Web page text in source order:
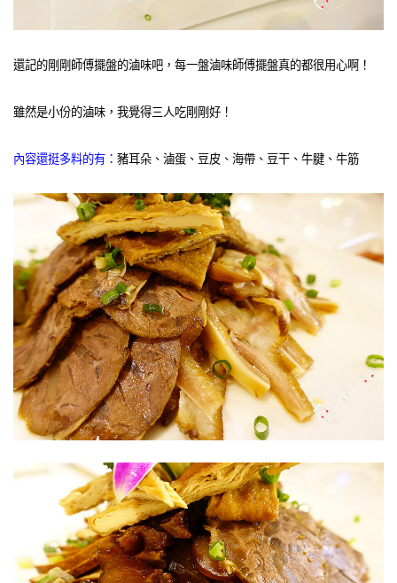
還記的剛剛師傅擺盤的滷味吧，每一盤滷味師傅擺盤真的都很用心啊！
雖然是小份的滷味，我覺得三人吃剛剛好！
內容還挺多料的有： 豬耳朵、滷蛋、豆皮、海帶、豆干、牛腱、牛筋